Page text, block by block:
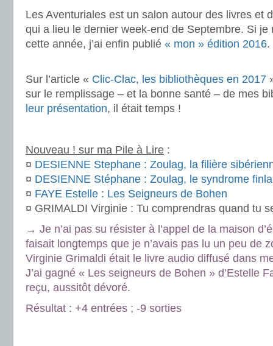
Les Aventuriales est un salon autour des livres et
qui a lieu le dernier week-end de Septembre. Si je
cette année, j’ai enfin publié « mon » édition 2016.
Sur l’article « Clic-Clac, les bibliothèques en 2017
sur le remplissage – et la bonne santé – de mes
leur présentation, il était temps !
Nouveau ! sur ma Pile à Lire :
¤ DESIENNE Stephane : Zoulag, la filière
¤ DESIENNE Stéphane : Zoulag, le syndrome
¤ FAYE Estelle : Les Seigneurs de Bohen
¤ GRIMALDI Virginie : Tu comprendras quand tu
→ Je n’ai pas su résister à l’appel de la maison
faisait longtemps que je n’avais pas lu un peu de
Virginie Grimaldi était le livre audio diffusé dans
J’ai gagné « Les seigneurs de Bohen » d’Estelle
reçu, aussitôt dévoré.
Résultat : +4 entrées ; -9 sorties